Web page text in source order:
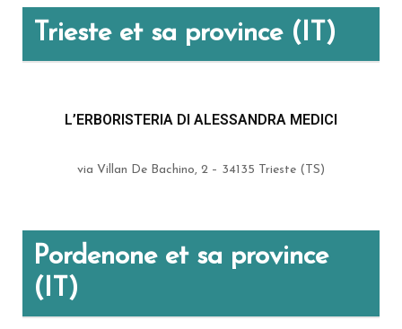
Trieste et sa province (IT)
L’ERBORISTERIA DI ALESSANDRA MEDICI
via Villan De Bachino, 2 – 34135 Trieste (TS)
Pordenone et sa province
(IT)